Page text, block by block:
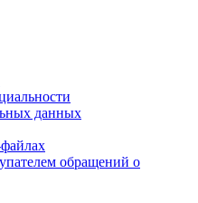
данных
обращений о